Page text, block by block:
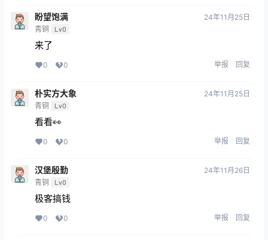
盼望饱满
青铜 Lv0
24年11月25日
来了
0 0 举报 回复
朴实方大象
青铜 Lv0
24年11月25日
看看👀
0 0 举报 回复
汉堡殷勤
青铜 Lv0
24年11月26日
极客搞钱
0 0 举报 回复